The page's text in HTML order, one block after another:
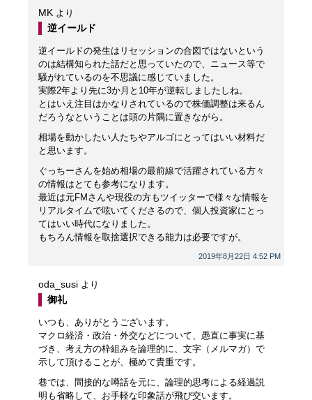
MK より
2019年8月22日 4:52 PM
逆イールド
逆イールドの発生はリセッションの合図ではないという
のは結構知られた話だと思っていたので、ニュース等で
騒がれているのを不思議に感じていました。
実際2年より先に3か月と10年が逆転しましたしね。
とはいえ注目はかなりされているので株価調整は来るん
だろうなということは頭の片隅に置きながら。
相場を動かしたい人たちやアルゴにとってはいい材料だ
と思います。
ぐっちーさんを始め相場の最前線で活躍されている方々
の情報はとても参考になります。
最近は元FMさんや現役の方もツイッターで様々な情報を
リアルタイムで呟いてくださるので、個人投資家にとっ
てはいい時代になりました。
もちろん情報を取捨選択できる能力は必要ですが。
oda_susi より
御礼
いつも、ありがとうございます。
マクロ経済・政治・外交などについて、愚直に事実に基
づき、考え方の枠組みを論理的に、文字（メルマガ）で
示して頂けることが、極めて貴重です。
巷では、間接的な噂話を元に、論理的思考による経過説
明も省略して、お手軽な印象話が飛び交います。